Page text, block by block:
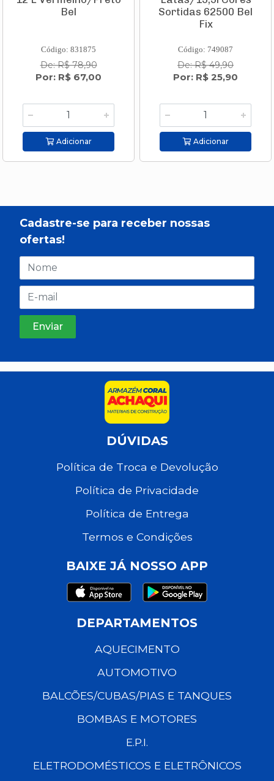
Bel
Código: 831875
De: R$ 78,90
Por: R$ 67,00
Adicionar
Sortidas 62500 Bel
Fix
Código: 749087
De: R$ 49,90
Por: R$ 25,90
Adicionar
Cadastre-se para receber nossas
ofertas!
DÚVIDAS
Política de Troca e Devolução
Política de Privacidade
Política de Entrega
Termos e Condições
BAIXE JÁ NOSSO APP
DEPARTAMENTOS
AQUECIMENTO
AUTOMOTIVO
BALCÕES/CUBAS/PIAS E TANQUES
BOMBAS E MOTORES
E.P.I.
ELETRODOMÉSTICOS E ELETRÔNICOS